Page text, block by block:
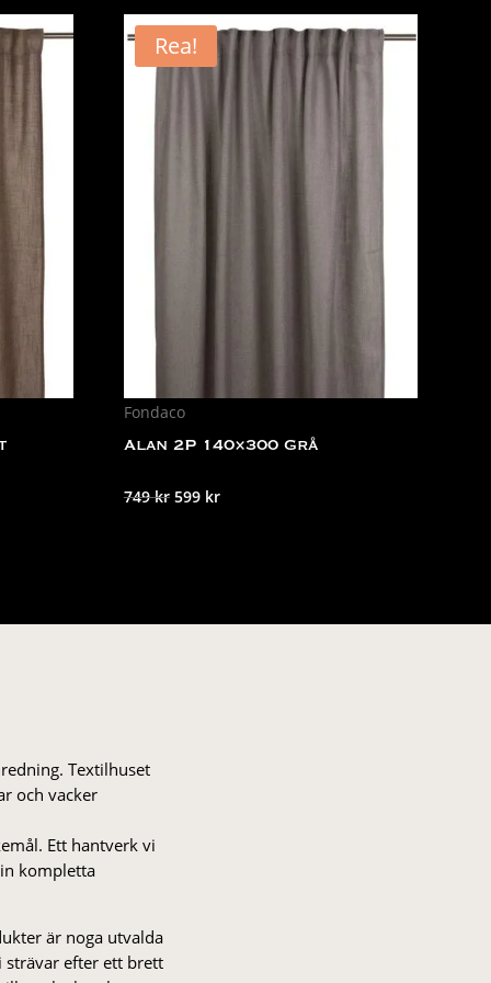
Rea!
Fondaco
Alan 2P 140×300 Grå
749kr Det
599 krDet
Textilhuset
och vacker
Ett hantverk vi
kompletta
är noga utvalda
strä­var efter ett brett